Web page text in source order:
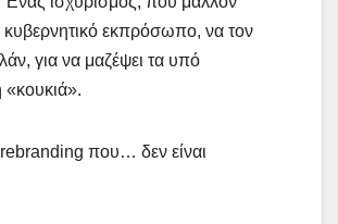
κυβερνητικό εκπρόσωπο, να τον
για να μαζέψει τα υπό
που… δεν είναι